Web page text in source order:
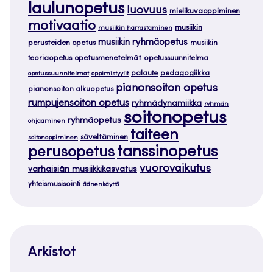
laulunopetus luovuus mielikuvaoppiminen
motivaatio musiikin harrastaminen musiikin
perusteiden opetus musiikin ryhmäopetus musiikin
teoriaopetus opetusmenetelmät opetussuunnitelma
opetussuunnitelmat oppimistyylit palaute pedagogiikka
pianonsoiton alkuopetus pianonsoiton opetus
rumpujensoiton opetus ryhmädynamiikka ryhmän
ohjaaminen ryhmäopetus soitonopetus
soitonoppiminen säveltäminen taiteen
perusopetus tanssinopetus
varhaisiän musiikkikasvatus vuorovaikutus
yhteismusisointi äänenkäyttö
Arkistot